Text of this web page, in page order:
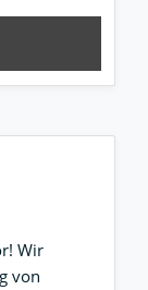
Wir
von